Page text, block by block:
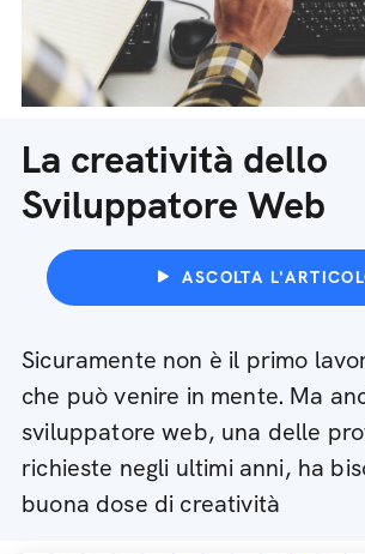
La creatività dello
Sviluppatore Web
ASCOLTA
Sicuramente non è il primo
che può venire in mente. Ma
sviluppatore web, una delle
richieste negli ultimi anni, ha
buona dose di creatività